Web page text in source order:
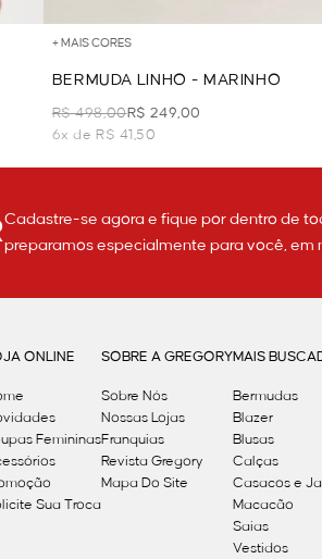
+ MAIS CORES
BERMUDA LINHO - MARINHO
R$ 498,00R$ 249,00
6x de R$ 41,50
Cadastre-se agora e fique por dentro de
preparamos especialmente para você, em
ONLINE
Femininas
Sua Troca
SOBRE A GREGORY
Sobre Nós
Nossas Lojas
Franquias
Revista Gregory
Mapa Do Site
MAIS
Bermudas
Blazer
Blusas
Calças
Casacos e
Macacão
Saias
Vestidos